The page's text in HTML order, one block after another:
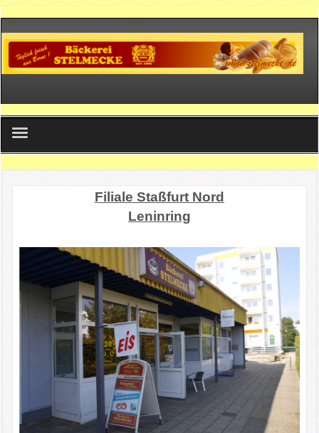
Home
Impressum
Filiale Staßfurt Nord
Leninring